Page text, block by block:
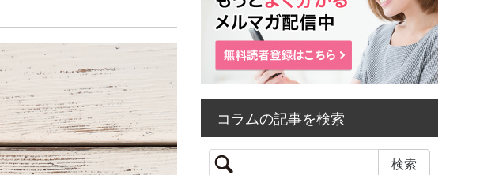
コラムの記事を検索